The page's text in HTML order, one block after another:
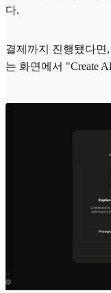
다.
결제까지 진행됐다면
는 화면에서 "Create